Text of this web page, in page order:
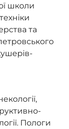
школи
та
Пологи